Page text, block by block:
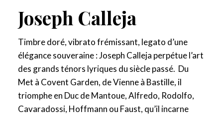
Joseph Calleja
Timbre doré, vibrato frémissant, legato d’une
élégance souveraine : Joseph Calleja perpétue l’art
des grands ténors lyriques du siècle passé. Du
Met à Covent Garden, de Vienne à Bastille, il
triomphe en Duc de Mantoue, Alfredo, Rodolfo,
Cavaradossi, Hoffmann ou Faust, qu’il incarne